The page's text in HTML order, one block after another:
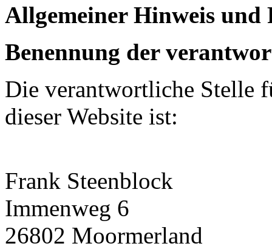
Allgemeiner Hinweis
Benennung der
Die verantwortliche Stelle
dieser Website ist:
Frank Steenblock
Immenweg 6
26802 Moormerland